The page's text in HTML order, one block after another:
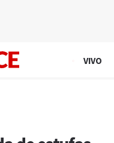
VIVO